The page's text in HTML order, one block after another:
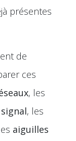
présentes
de
ces
, les
, les
aiguilles